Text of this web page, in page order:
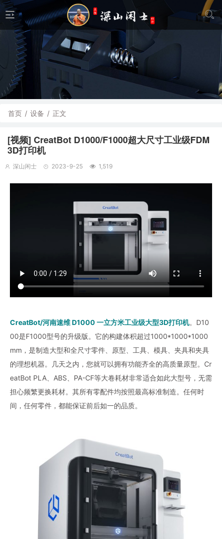
首页 / 设备 / 正文
[视频] CreatBot D1000/F1000超大尺寸工业级FDM
3D打印机
深山闲士 2023-9-25 1,519
CreatBot/河南速维 D1000 一立方米工业级大型3D打印机。D10
00是F1000型号的升级版。它的构建体积超过1000*1000*1000
mm，是制造大型和全尺寸零件、原型、工具、模具、夹具和夹具
的理想机器。几天之内，您就可以拥有功能齐全的高质量原型。Cr
eatBot PLA、ABS、PA-CF等大卷耗材非常适合如此大型号，无需
担心频繁更换耗材。其所有零配件均按照最高标准制造。任何时
间，任何零件，都能保证前后如一的品质。